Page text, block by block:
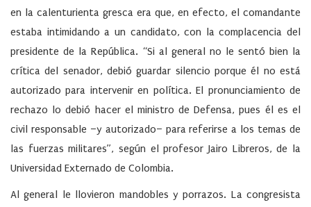
en la calenturienta gresca era que, en efecto, el comandante
estaba intimidando a un candidato, con la complacencia del
presidente de la República. “Si al general no le sentó bien la
crítica del senador, debió guardar silencio porque él no está
autorizado para intervenir en política. El pronunciamiento de
rechazo lo debió hacer el ministro de Defensa, pues él es el
civil responsable –y autorizado– para referirse a los temas de
las fuerzas militares”, según el profesor Jairo Libreros, de la
Universidad Externado de Colombia.
Al general le llovieron mandobles y porrazos. La congresista